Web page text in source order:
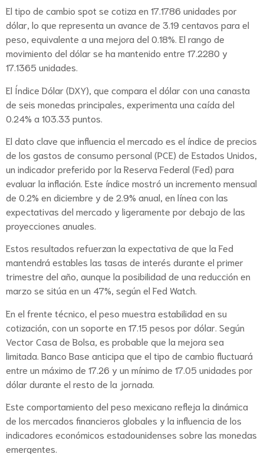
El tipo de cambio spot se cotiza en 17.1786 unidades por
dólar, lo que representa un avance de 3.19 centavos para el
peso, equivalente a una mejora del 0.18%. El rango de
movimiento del dólar se ha mantenido entre 17.2280 y
17.1365 unidades.
El Índice Dólar (DXY), que compara el dólar con una canasta
de seis monedas principales, experimenta una caída del
0.24% a 103.33 puntos.
El dato clave que influencia el mercado es el índice de precios
de los gastos de consumo personal (PCE) de Estados Unidos,
un indicador preferido por la Reserva Federal (Fed) para
evaluar la inflación. Este índice mostró un incremento mensual
de 0.2% en diciembre y de 2.9% anual, en línea con las
expectativas del mercado y ligeramente por debajo de las
proyecciones anuales.
Estos resultados refuerzan la expectativa de que la Fed
mantendrá estables las tasas de interés durante el primer
trimestre del año, aunque la posibilidad de una reducción en
marzo se sitúa en un 47%, según el Fed Watch.
En el frente técnico, el peso muestra estabilidad en su
cotización, con un soporte en 17.15 pesos por dólar. Según
Vector Casa de Bolsa, es probable que la mejora sea
limitada. Banco Base anticipa que el tipo de cambio fluctuará
entre un máximo de 17.26 y un mínimo de 17.05 unidades por
dólar durante el resto de la jornada.
Este comportamiento del peso mexicano refleja la dinámica
de los mercados financieros globales y la influencia de los
indicadores económicos estadounidenses sobre las monedas
emergentes.